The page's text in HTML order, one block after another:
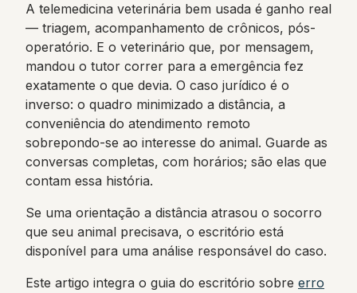
A telemedicina veterinária bem usada é ganho real
— triagem, acompanhamento de crônicos, pós-
operatório. E o veterinário que, por mensagem,
mandou o tutor correr para a emergência fez
exatamente o que devia. O caso jurídico é o
inverso: o quadro minimizado a distância, a
conveniência do atendimento remoto
sobrepondo-se ao interesse do animal. Guarde as
conversas completas, com horários; são elas que
contam essa história.
Se uma orientação a distância atrasou o socorro
que seu animal precisava, o escritório está
disponível para uma análise responsável do caso.
Este artigo integra o guia do escritório sobre erro